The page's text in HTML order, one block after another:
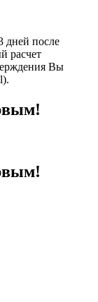
дней после
расчет
Вы